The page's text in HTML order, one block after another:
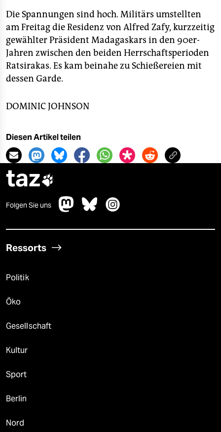
Die Spannungen sind hoch. Militärs umstellten
am Freitag die Residenz von Alfred Zafy, kurzzeitig
gewählter Präsident Madagaskars in den 90er-
Jahren zwischen den beiden Herrschaftsperioden
Ratsirakas. Es kam beinahe zu Schießereien mit
dessen Garde.
DOMINIC JOHNSON
Diesen Artikel teilen
taz
Folgen Sie uns
Ressorts
Politik
Öko
Gesellschaft
Kultur
Sport
Berlin
Nord